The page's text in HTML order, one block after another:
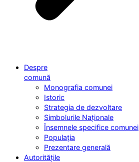
Despre
comună
Monografia comunei
Istoric
Strategia de dezvoltare
Simbolurile Naționale
Însemnele specifice comunei
Populația
Prezentare generală
Autoritățile